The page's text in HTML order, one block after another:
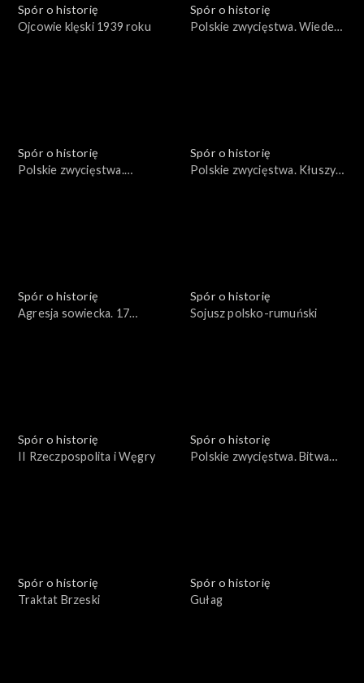
Spór o historię
Ojcowie klęski 1939 roku
Spór o historię
Polskie zwycięstwa. Wiedeń
Spór o historię
Polskie zwycięstwa.
Spór o historię
Polskie zwycięstwa. Kłuszyn
Spór o historię
Agresja sowiecka. 17
Spór o historię
Sojusz polsko-rumuński
Spór o historię
II Rzeczpospolita i Węgry
Spór o historię
Polskie zwycięstwa. Bitwa
Spór o historię
Traktat Brzeski
Spór o historię
Gułag